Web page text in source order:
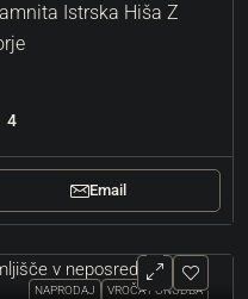
Istrska Hiša Z
4
Email
NAPRODAJ VROČA PONUDBA